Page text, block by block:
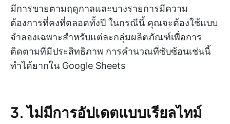
มีการขายตามฤดูกาลและบางรายการมีความ
ต้องการที่คงที่ตลอดทั้งปี ในกรณีนี้ คุณจะต้องใช้แบบ
จำลองเฉพาะสำหรับแต่ละกลุ่มผลิตภัณฑ์เพื่อการ
ติดตามที่มีประสิทธิภาพ การคำนวณที่ซับซ้อนเช่นนี้
ทำได้ยากใน Google Sheets
3. ไม่มีการอัปเดตแบบเรียลไทม์